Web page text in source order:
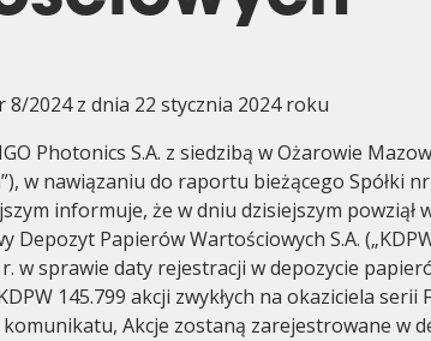
Ład korporacyjny
8/2024 z dnia 22 stycznia 2024 roku
Photonics S.A. z siedzibą w Ożarowie
w nawiązaniu do raportu bieżącego Spółki
informuje, że w dniu dzisiejszym powziął
Depozyt Papierów Wartościowych S.A.
w sprawie daty rejestracji w depozycie
145.799 akcji zwykłych na okaziciela serii F
Akcje zostaną zarejestrowane w